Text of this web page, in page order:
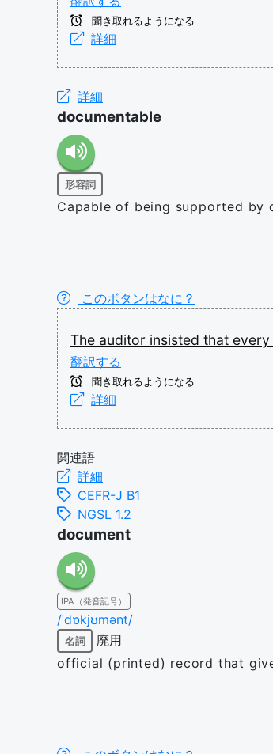
聞き取れるようになる
詳細
詳細
documentable
形容詞
Capable of being supported by
このボタンはなに？
The auditor insisted that every
翻訳する
聞き取れるようになる
詳細
関連語
詳細
CEFR-J B1
NGSL 1.2
document
IPA（発音記号）
/ˈdɒkjʊmənt/
名詞
廃用
official (printed) record that